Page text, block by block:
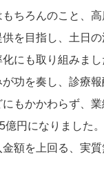
ちろんのこと、
を目指し、土日
にも取り組みまし
功を奏し、診療
もかかわらず、
億円になりました
額を上回る、実